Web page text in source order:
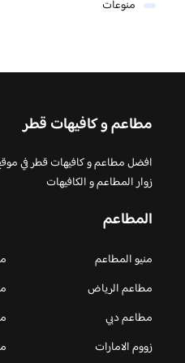
منوعات
مطاعم و كافيهات قطر
افضل مطاعم و كافيهات قطر في
زوار المطاعم و الكافيهات
المطاعم
منيو المطاعم
مطاعم الرياض
مطاعم دبي
زووم الامارات